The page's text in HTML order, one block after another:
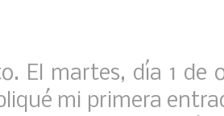
El martes, día 1 de
mi primera